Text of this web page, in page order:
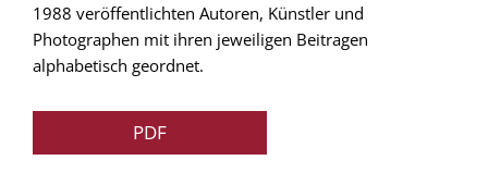
1988 veröffentlichten Autoren, Künstler und
Photographen mit ihren jeweiligen Beitragen
alphabetisch geordnet.
PDF